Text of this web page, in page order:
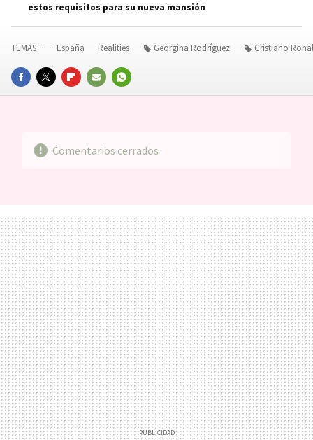
estos requisitos para su nueva mansión
FACEBOOKTWITTERFLIPBOARD
E-
WHATSAPP
TEMAS España Realities Georgina Rodríguez Cristiano
Comentarios cerrados